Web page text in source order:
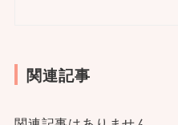
関連記事